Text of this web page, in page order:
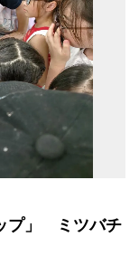
プ」 ミツバチ